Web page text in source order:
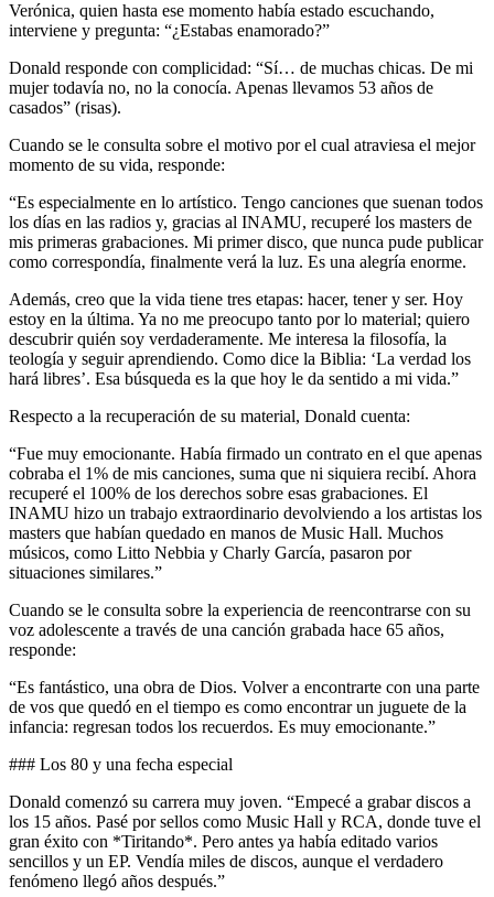
Verónica, quien hasta ese momento había estado escuchando,
interviene y pregunta: “¿Estabas enamorado?”
Donald responde con complicidad: “Sí… de muchas chicas. De mi
mujer todavía no, no la conocía. Apenas llevamos 53 años de
casados” (risas).
Cuando se le consulta sobre el motivo por el cual atraviesa el mejor
momento de su vida, responde:
“Es especialmente en lo artístico. Tengo canciones que suenan todos
los días en las radios y, gracias al INAMU, recuperé los masters de
mis primeras grabaciones. Mi primer disco, que nunca pude publicar
como correspondía, finalmente verá la luz. Es una alegría enorme.
Además, creo que la vida tiene tres etapas: hacer, tener y ser. Hoy
estoy en la última. Ya no me preocupo tanto por lo material; quiero
descubrir quién soy verdaderamente. Me interesa la filosofía, la
teología y seguir aprendiendo. Como dice la Biblia: ‘La verdad los
hará libres’. Esa búsqueda es la que hoy le da sentido a mi vida.”
Respecto a la recuperación de su material, Donald cuenta:
“Fue muy emocionante. Había firmado un contrato en el que apenas
cobraba el 1% de mis canciones, suma que ni siquiera recibí. Ahora
recuperé el 100% de los derechos sobre esas grabaciones. El
INAMU hizo un trabajo extraordinario devolviendo a los artistas los
masters que habían quedado en manos de Music Hall. Muchos
músicos, como Litto Nebbia y Charly García, pasaron por
situaciones similares.”
Cuando se le consulta sobre la experiencia de reencontrarse con su
voz adolescente a través de una canción grabada hace 65 años,
responde:
“Es fantástico, una obra de Dios. Volver a encontrarte con una parte
de vos que quedó en el tiempo es como encontrar un juguete de la
infancia: regresan todos los recuerdos. Es muy emocionante.”
### Los 80 y una fecha especial
Donald comenzó su carrera muy joven. “Empecé a grabar discos a
los 15 años. Pasé por sellos como Music Hall y RCA, donde tuve el
gran éxito con *Tiritando*. Pero antes ya había editado varios
sencillos y un EP. Vendía miles de discos, aunque el verdadero
fenómeno llegó años después.”